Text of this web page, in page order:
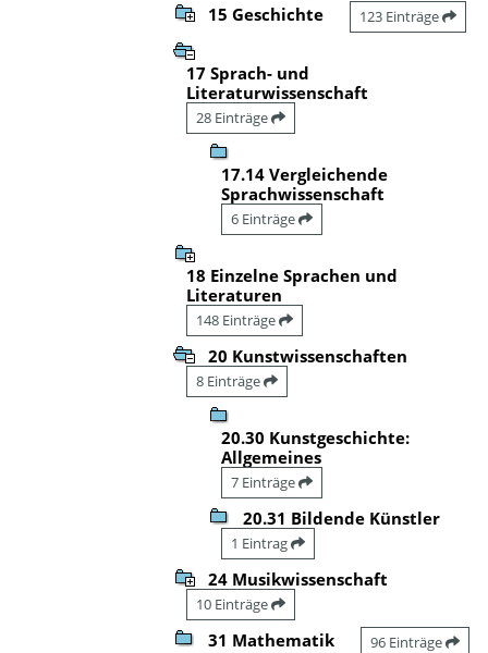
15 Geschichte 123 Einträge
17 Sprach- und
Literaturwissenschaft
28 Einträge
17.14 Vergleichende
Sprachwissenschaft
6 Einträge
18 Einzelne Sprachen und
Literaturen
148 Einträge
20 Kunstwissenschaften
8 Einträge
20.30 Kunstgeschichte:
Allgemeines
7 Einträge
20.31 Bildende Künstler
1 Eintrag
24 Musikwissenschaft
10 Einträge
31 Mathematik 96 Einträge